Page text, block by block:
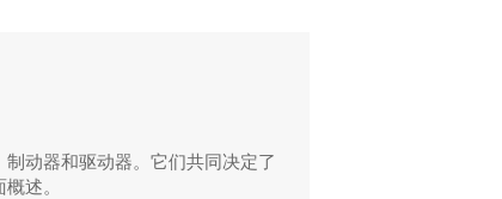
动器和驱动器。它们共同决定了
述。